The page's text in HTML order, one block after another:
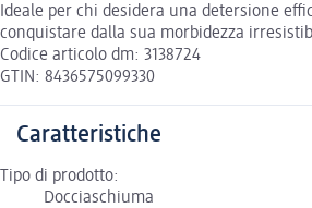
Ideale per chi desidera una detersione
conquistare dalla sua morbidezza
Codice articolo dm: 3138724
GTIN: 8436575099330
Caratteristiche
Tipo di prodotto:
Docciaschiuma